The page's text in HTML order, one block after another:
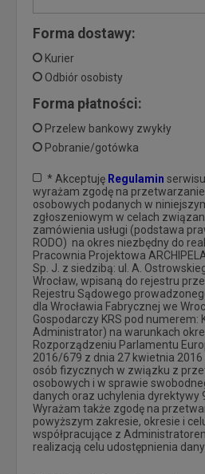
Forma dostawy:
Kurier
Odbiór osobisty
Forma płatności:
Przelew bankowy zwykły
Pobranie/gotówka
* Akceptuję Regulamin
wyrażam zgodę na
osobowych podanych w
zgłoszeniowym w celach
zamówienia usługi (podstawa
RODO) na okres niezbędny do
Pracownia Projektowa
Sp. J. z siedzibą: ul. A.
Wrocław, wpisaną do rejestru
Rejestru Sądowego
dla Wrocławia Fabrycznej we
Gospodarczy KRS pod numerem:
Administrator) na warunkach
Rozporządzeniu Parlamentu
2016/679 z dnia 27 kwietnia
osób fizycznych w związku z
osobowych i w sprawie
danych oraz uchylenia dyrektywy
Wyrażam także zgodę na
powyższym zakresie, okresie i
współpracujące z
realizacją celu udostępnienia